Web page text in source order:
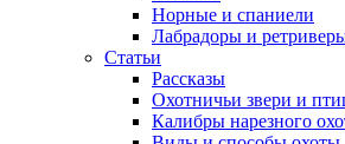
Норные и спаниели
Лабрадоры и
Статьи
Рассказы
Охотничьи звери и
Калибры нарезного